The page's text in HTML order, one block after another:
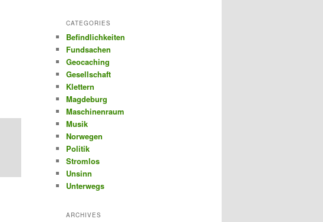
CATEGORIES
Befindlichkeiten
Fundsachen
Geocaching
Gesellschaft
Klettern
Magdeburg
Maschinenraum
Musik
Norwegen
Politik
Stromlos
Unsinn
Unterwegs
ARCHIVES